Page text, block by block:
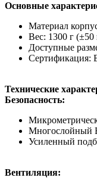
Основные
Материал
Вес: 1300 г (±50
Доступные
Сертификация:
Технические
Безопасность:
Многослойный
Усиленный
Вентиляция: